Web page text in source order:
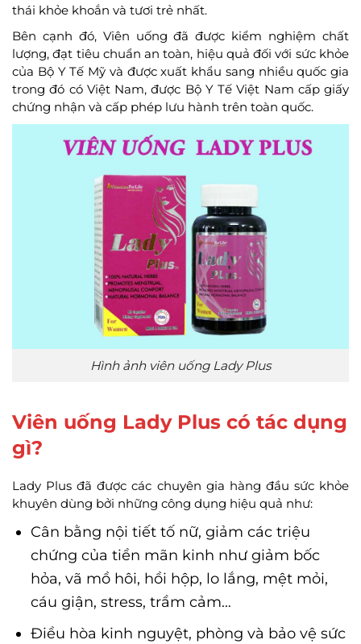
thái khỏe khoắn và tươi trẻ nhất.
Bên cạnh đó, Viên uống đã được kiểm nghiệm chất
lượng, đạt tiêu chuẩn an toàn, hiệu quả đối với sức khỏe
của Bộ Y Tế Mỹ và được xuất khẩu sang nhiều quốc gia
trong đó có Việt Nam, được Bộ Y Tế Việt Nam cấp giấy
chứng nhận và cấp phép lưu hành trên toàn quốc.
Hình ảnh viên uống Lady Plus
Viên uống Lady Plus có tác dụng
gì?
Lady Plus đã được các chuyên gia hàng đầu sức khỏe
khuyên dùng bởi những công dụng hiệu quả như:
Cân bằng nội tiết tố nữ, giảm các triệu
chứng của tiền mãn kinh như giảm bốc
hỏa, vã mồ hôi, hồi hộp, lo lắng, mệt mỏi,
cáu giận, stress, trầm cảm…
Điều hòa kinh nguyệt, phòng và bảo vệ sức